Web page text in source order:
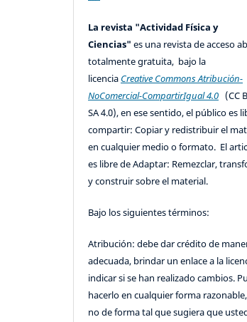
La revista "Actividad Física y
Ciencias"es una revista de acceso
totalmente gratuita, bajo la
licencia Creative Commons Atribución-
NoComercial-CompartirIgual 4.0 (CC
SA 4.0), en ese sentido, el público es
compartir: Copiar y redistribuir el
en cualquier medio o formato. El
es libre de Adaptar: Remezclar,
y construir sobre el material.
Bajo los siguientes términos:
Atribución: debe dar crédito de
adecuada, brindar un enlace a la
indicar si se han realizado cambios.
hacerlo en cualquier forma
no de forma tal que sugiera que